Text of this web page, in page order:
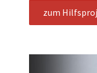
zum